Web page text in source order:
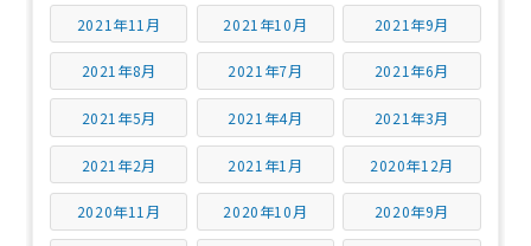
2021年11月 2021年10月 2021年9月
2021年8月 2021年7月 2021年6月
2021年5月 2021年4月 2021年3月
2021年2月 2021年1月 2020年12月
2020年11月 2020年10月 2020年9月